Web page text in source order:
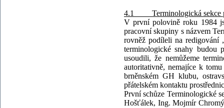
4.1 Terminologická sekce
V první polovině roku 1984
pracovní skupiny s názvem
rovněž podíleli na redigování
terminologické snahy budou
usoudili, že nemůžeme
autoritativně, nemajíce k
brněnském GH klubu,
přátelském kontaktu
První schůze Terminologické
Hošťálek, Ing. Mojmír